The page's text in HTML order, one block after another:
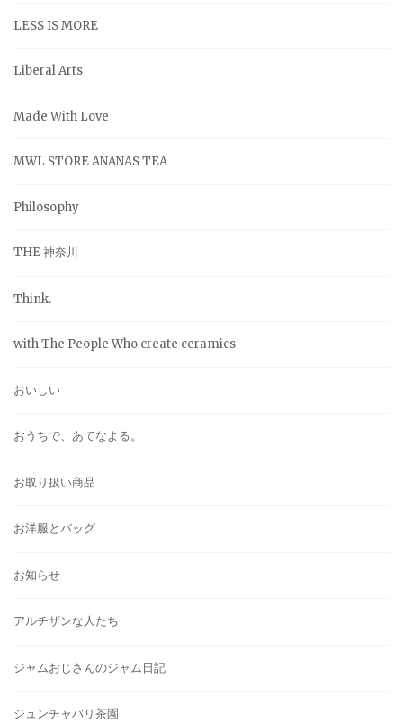
LESS IS MORE
Liberal Arts
Made With Love
MWL STORE ANANAS TEA
Philosophy
THE 神奈川
Think.
with The People Who create ceramics
おいしい
おうちで、あてなよる。
お取り扱い商品
お洋服とバッグ
お知らせ
アルチザンな人たち
ジャムおじさんのジャム日記
ジュンチャバリ茶園